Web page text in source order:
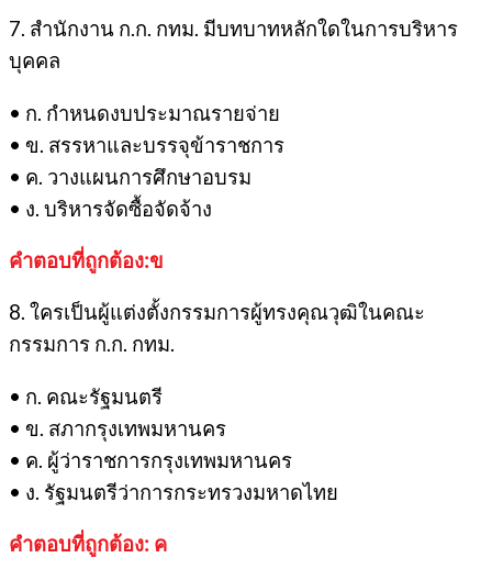
7. สำนักงาน ก.ก. กทม. มีบทบาทหลักใดในการบริหาร
บุคคล
• ก. กำหนดงบประมาณรายจ่าย
• ข. สรรหาและบรรจุข้าราชการ
• ค. วางแผนการศึกษาอบรม
• ง. บริหารจัดซื้อจัดจ้าง
คำตอบที่ถูกต้อง:ข
8. ใครเป็นผู้แต่งตั้งกรรมการผู้ทรงคุณวุฒิในคณะ
กรรมการ ก.ก. กทม.
• ก. คณะรัฐมนตรี
• ข. สภากรุงเทพมหานคร
• ค. ผู้ว่าราชการกรุงเทพมหานคร
• ง. รัฐมนตรีว่าการกระทรวงมหาดไทย
คำตอบที่ถูกต้อง: ค